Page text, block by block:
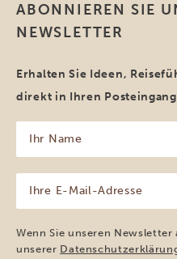
ABONNIEREN SIE
NEWSLETTER
Erhalten Sie Ideen,
direkt in Ihren
Name
(erforderlich)
Mail-
Adresse
(erforderlich)
Wenn Sie unseren
unserer